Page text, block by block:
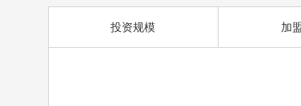
投资规模 加